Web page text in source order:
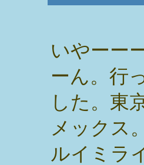
いやーー
ーん。行
した。東
メックス
ルイミラ